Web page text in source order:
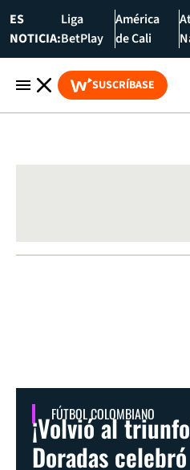
ES
NOTICIA:
Liga
BetPlay
América
de Cali
SUSCRÍBASE
FÚTBOL COLOMBIANO
¡Volvió al
Doradas